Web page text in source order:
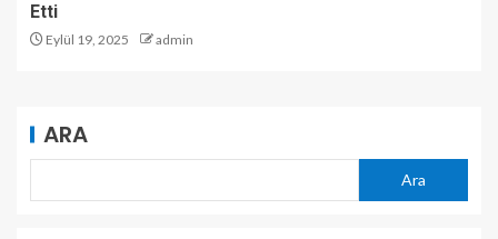
Etti
Eylül 19, 2025 admin
ARA
Ara